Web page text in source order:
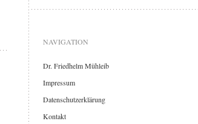
NAVIGATION
Dr. Friedhelm Mühleib
Impressum
Datenschutzerklärung
Kontakt